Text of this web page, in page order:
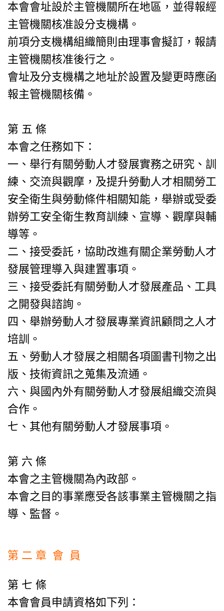
本會會址設於主管機關所在地區，並得報經
主管機關核准設分支機構。
前項分支機構組織簡則由理事會擬訂，報請
主管機關核准後行之。
會址及分支機構之地址於設置及變更時應函
報主管機關核備。
第 五 條
本會之任務如下：
一、舉行有關勞動人才發展實務之研究、訓
練、交流與觀摩，及提升勞動人才相關勞工
安全衛生與勞動條件相關知能，舉辦或受委
辦勞工安全衛生教育訓練、宣導、觀摩與輔
導等。
二、接受委託，協助改進有關企業勞動人才
發展管理導入與建置事項。
三、接受委託有關勞動人才發展產品、工具
之開發與諮詢。
四、舉辦勞動人才發展專業資訊顧問之人才
培訓。
五、勞動人才發展之相關各項圖書刊物之出
版、技術資訊之蒐集及流通。
六、與國內外有關勞動人才發展組織交流與
合作。
七、其他有關勞動人才發展事項。
第 六 條
本會之主管機關為內政部。
本會之目的事業應受各該事業主管機關之指
導、監督。
第 二 章 會 員
第 七 條
本會會員申請資格如下列：